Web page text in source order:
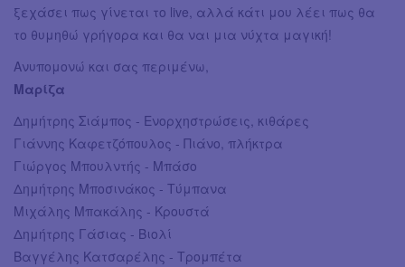
ξεχάσει πως γίνεται το live, αλλά κάτι μου λέει πως θα
το θυμηθώ γρήγορα και θα ναι μια νύχτα μαγική!
Ανυπομονώ και σας περιμένω,
Μαρίζα
Δημήτρης Σιάμπος - Ενορχηστρώσεις, κιθάρες
Γιάννης Καφετζόπουλος - Πιάνο, πλήκτρα
Γιώργος Μπουλντής - Μπάσο
Δημήτρης Μποσινάκος - Τύμπανα
Μιχάλης Μπακάλης - Κρουστά
Δημήτρης Γάσιας - Βιολί
Βαγγέλης Κατσαρέλης - Τρομπέτα